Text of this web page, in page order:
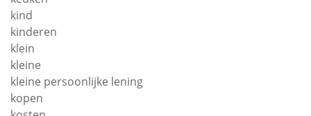
kind
kinderen
klein
kleine
kleine persoonlijke lening
kopen